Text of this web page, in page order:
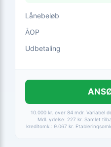
Lånebeløb
ÅOP
Udbetaling
10.000 kr. over 84 mdr. Variabel
Mdl. ydelse: 227 kr. Samlet
kreditomk.: 9.067 kr.